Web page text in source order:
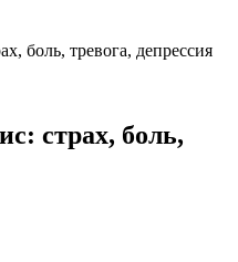
боль, тревога, депрессия
страх, боль,